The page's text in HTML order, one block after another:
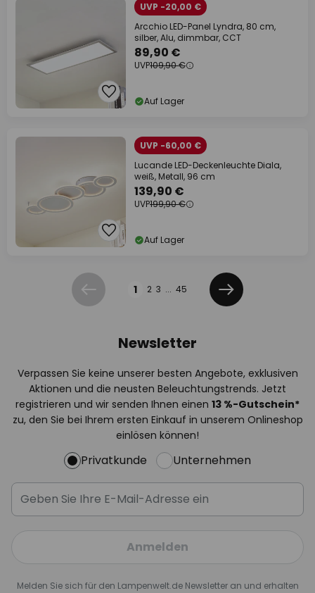
UVP -20,00 €
Arcchio LED-Panel Lyndra, 80 cm,
silber, Alu, dimmbar, CCT
89,90 €
UVP109,90 €
Auf Lager
UVP -60,00 €
Lucande LED-Deckenleuchte Diala,
weiß, Metall, 96 cm
139,90 €
UVP199,90 €
Auf Lager
Zurück 1 2 3 ... 45
Weiter
Newsletter
Verpassen Sie keine unserer besten Angebote, exklusiven
Aktionen und die neusten Beleuchtungstrends. Jetzt
registrieren und wir senden Ihnen einen 13 %-Gutschein*
zu, den Sie bei Ihrem ersten Einkauf in unserem Onlineshop
einlösen können!
Privatkunde Unternehmen
Anmelden
Melden Sie sich für den Lampenwelt.de Newsletter an und erhalten